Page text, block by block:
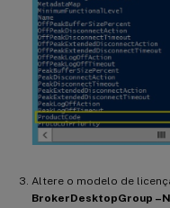
Altere o modelo de
BrokerDesktopGroup